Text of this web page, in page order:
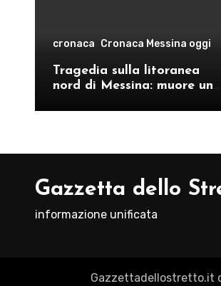
cronaca Cronaca Messina oggi
Tragedia sulla litoranea
nord di Messina: muore un
Gazzetta dello
informazione unificata
Gazzettadellostretto.it